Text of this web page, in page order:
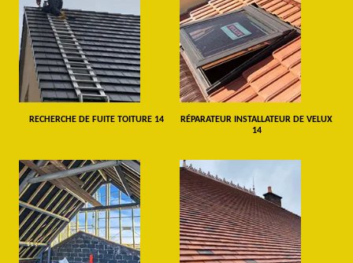
RECHERCHE DE FUITE TOITURE 14
RÉPARATEUR INSTALLATEUR DE VELUX
14